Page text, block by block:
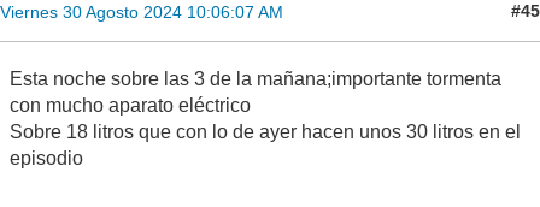
Viernes 30 Agosto 2024 10:06:07 AM #45
Esta noche sobre las 3 de la mañana;importante tormenta
con mucho aparato eléctrico
Sobre 18 litros que con lo de ayer hacen unos 30 litros en el
episodio